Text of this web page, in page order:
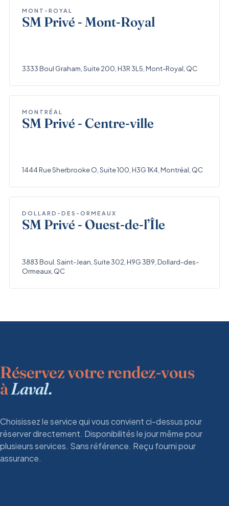
MONT-ROYAL
SM Privé - Mont-Royal
3333 Boul Graham, Suite 200, H3R 3L5, Mont-Royal, QC
MONTRÉAL
SM Privé - Centre-ville
1444 Rue Sherbrooke O, Suite 100, H3G 1K4, Montréal, QC
DOLLARD-DES-ORMEAUX
SM Privé - Ouest-de-l’Île
3883 Boul. Saint-Jean, Suite 302, H9G 3B9, Dollard-des-
Ormeaux, QC
Réservez votre rendez-vous
àLaval.
Choisissez le service qui vous convient ci-dessus pour
réserver directement. Disponibilités le jour même pour
plusieurs services. Sans référence. Reçu fourni pour
assurance.